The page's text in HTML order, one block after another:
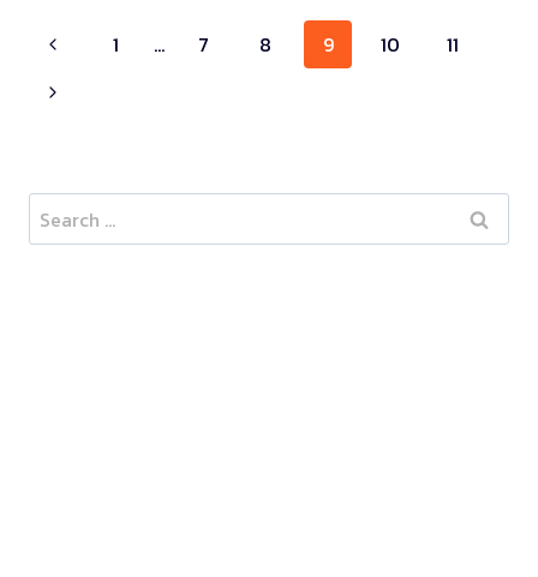
Page
navigation
1 … 7 8 9 10 11
Search
for: